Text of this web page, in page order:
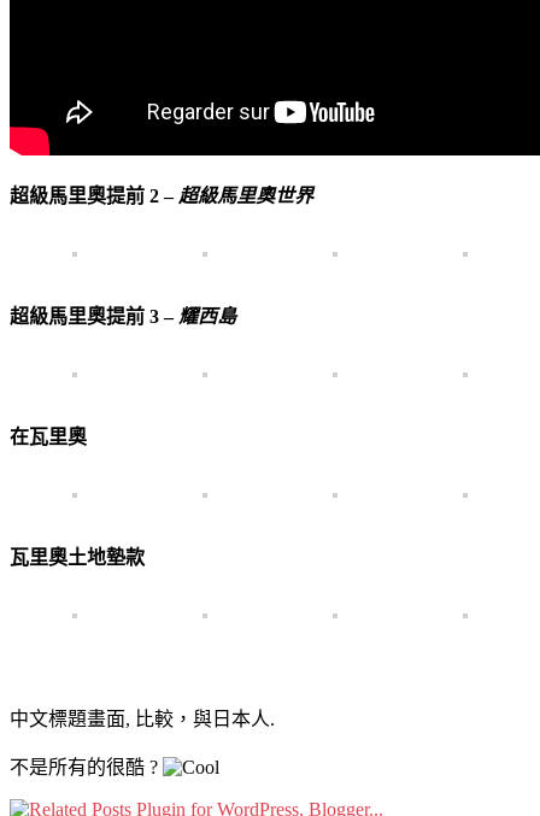
超級馬里奧提前 2 –超級馬里奧世界
超級馬里奧提前 3 –耀西島
在瓦里奧
瓦里奧土地墊款
中文標題畫面, 比較，與日本人.
不是所有的很酷 ?